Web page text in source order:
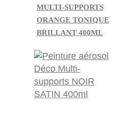
MULTI-SUPPORTS
ORANGE TONIQUE
BRILLANT 400ML